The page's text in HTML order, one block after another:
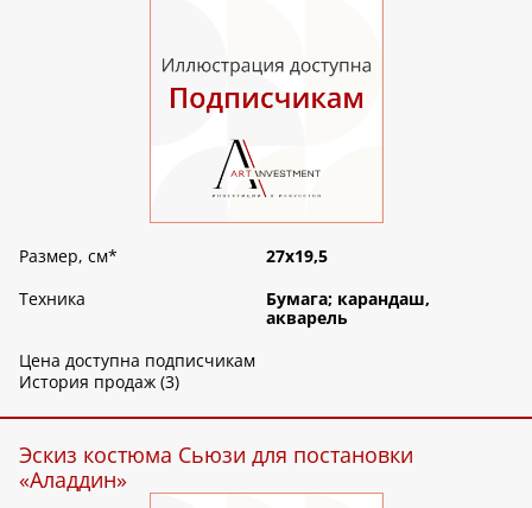
Размер, см*
27х19,5
Техника
Бумага; карандаш,
акварель
Цена доступна подписчикам
История продаж (3)
Эскиз костюма Сьюзи для постановки
«Аладдин»